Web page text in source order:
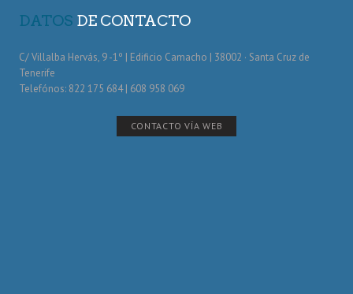
DATOS DE CONTACTO
C/ Villalba Hervás, 9 -1º | Edificio Camacho | 38002 · Santa Cruz de
Tenerife
Telefónos: 822 175 684 | 608 958 069
CONTACTO VÍA WEB